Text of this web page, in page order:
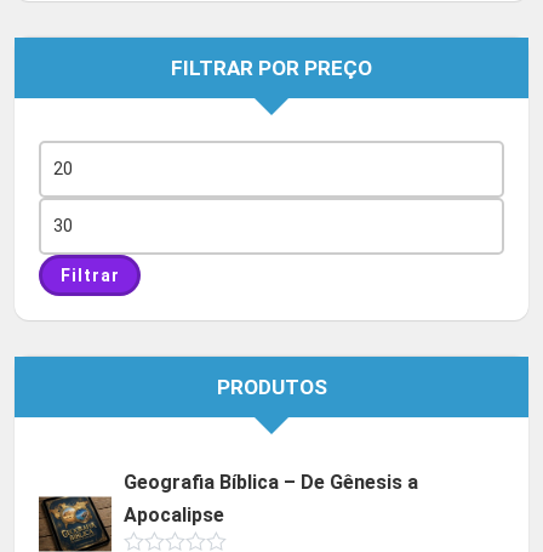
FILTRAR POR PREÇO
mínimo
máximo
Filtrar
PRODUTOS
Geografia Bíblica – De Gênesis a
Apocalipse